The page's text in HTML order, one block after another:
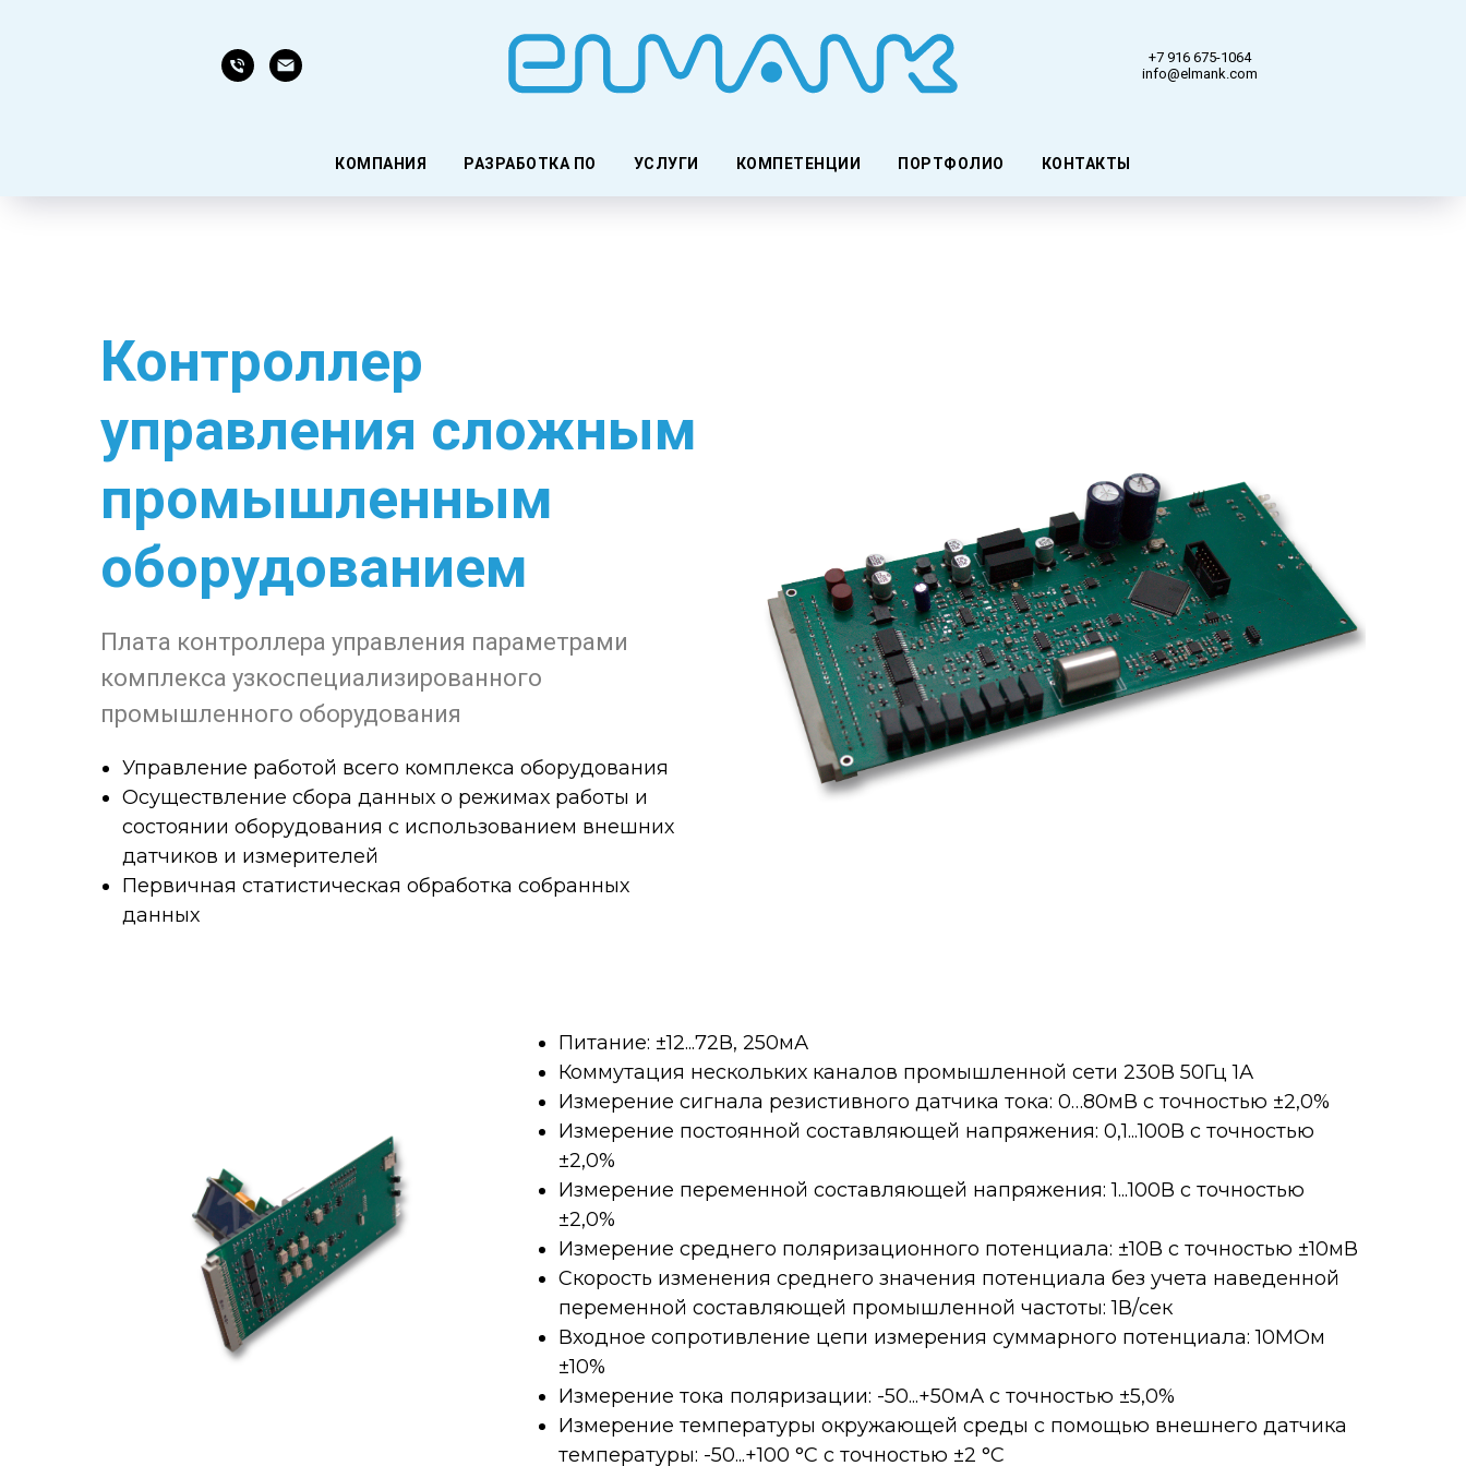
+7 916 675-1064
info@elmank.com
КОМПАНИЯ РАЗРАБОТКА ПО УСЛУГИ КОМПЕТЕНЦИИ ПОРТФОЛИО КОНТАКТЫ
Контроллер
управления сложным
промышленным
оборудованием
Плата контроллера управления параметрами
комплекса узкоспециализированного
промышленного оборудования
Управление работой всего комплекса оборудования
Осуществление сбора данных о режимах работы и
состоянии оборудования с использованием внешних
датчиков и измерителей
Первичная статистическая обработка собранных
данных
Питание: ±12...72В, 250мА
Коммутация нескольких каналов промышленной сети 230В 50Гц 1А
Измерение сигнала резистивного датчика тока: 0…80мВ с точностью ±2,0%
Измерение постоянной составляющей напряжения: 0,1...100В с точностью
±2,0%
Измерение переменной составляющей напряжения: 1...100В с точностью
±2,0%
Измерение среднего поляризационного потенциала: ±10В с точностью ±10мВ
Скорость изменения среднего значения потенциала без учета наведенной
переменной составляющей промышленной частоты: 1В/сек
Входное сопротивление цепи измерения суммарного потенциала: 10МОм
±10%
Измерение тока поляризации: -50...+50мА с точностью ±5,0%
Измерение температуры окружающей среды с помощью внешнего датчика
температуры: -50...+100 °С с точностью ±2 °C